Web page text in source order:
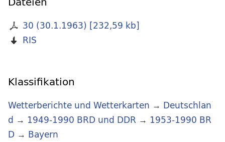
30 (30.1.1963) [232,59 kb]
RIS
Klassifikation
Wetterberichte und Wetterkarten → Deutschlan
d → 1949-1990 BRD und DDR → 1953-1990 BR
D → Bayern